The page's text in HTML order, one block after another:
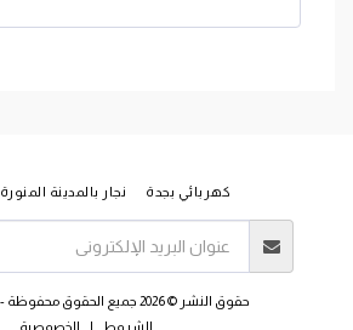
كهربائي بجدة نجار بالمدينة المنورة
حقوق النشر © 2026 جميع الحقوق محفوظة -
الشروط
| الخصوصية